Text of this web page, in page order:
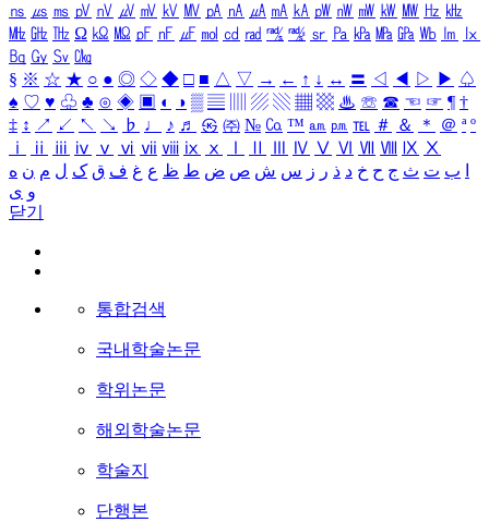
㎱ ㎲ ㎳ ㎴ ㎵ ㎶ ㎷ ㎸ ㎹ ㎀ ㎁ ㎂ ㎃ ㎄ ㎺ ㎻ ㎽ ㎾ ㎿ ㎐ ㎑
㎒ ㎓ ㎔ Ω ㏀ ㏁ ㎊ ㎋ ㎌ ㏖ ㏅ ㎭ ㎮ ㎯ ㏛ ㎩ ㎪ ㎫ ㎬ ㏝ ㏐
㏓
㏃ ㏉ ㏜ ㏆
§ ※ ☆ ★ ○ ● ◎ ◇ ◆ □ ■ △ ▽ → ← ↑ ↓ ↔ 〓 ◁ ◀ ▷ ▶ ♤
♠ ♡ ♥ ♧ ♣ ⊙ ◈ ▣ ◐ ◑ ▒ ▤ ▨ ▧ ▦ ▩ ♨ ☏ ☎ ☜ ☞ ¶ †
‡ ↕ ↗ ↙ ↖ ↘ ♭ ♩ ♪ ♬ ㉿ ㈜ № ㏇ ™ ㏂ ㏘ ℡ ＃ ＆ ＊ ＠ ª º
ⅰ
ⅱ ⅲ ⅳ ⅴ ⅵ ⅶ ⅷ ⅸ ⅹ Ⅳ Ⅴ Ⅵ Ⅶ Ⅷ Ⅸ Ⅹ
ب ت ث ج ح خ د ذ ر ز س ش ص ض ط ظ ع غ ف ق ک ل م ن ه
و ی
닫기
통합검색
국내학술논문
학위논문
해외학술논문
학술지
단행본